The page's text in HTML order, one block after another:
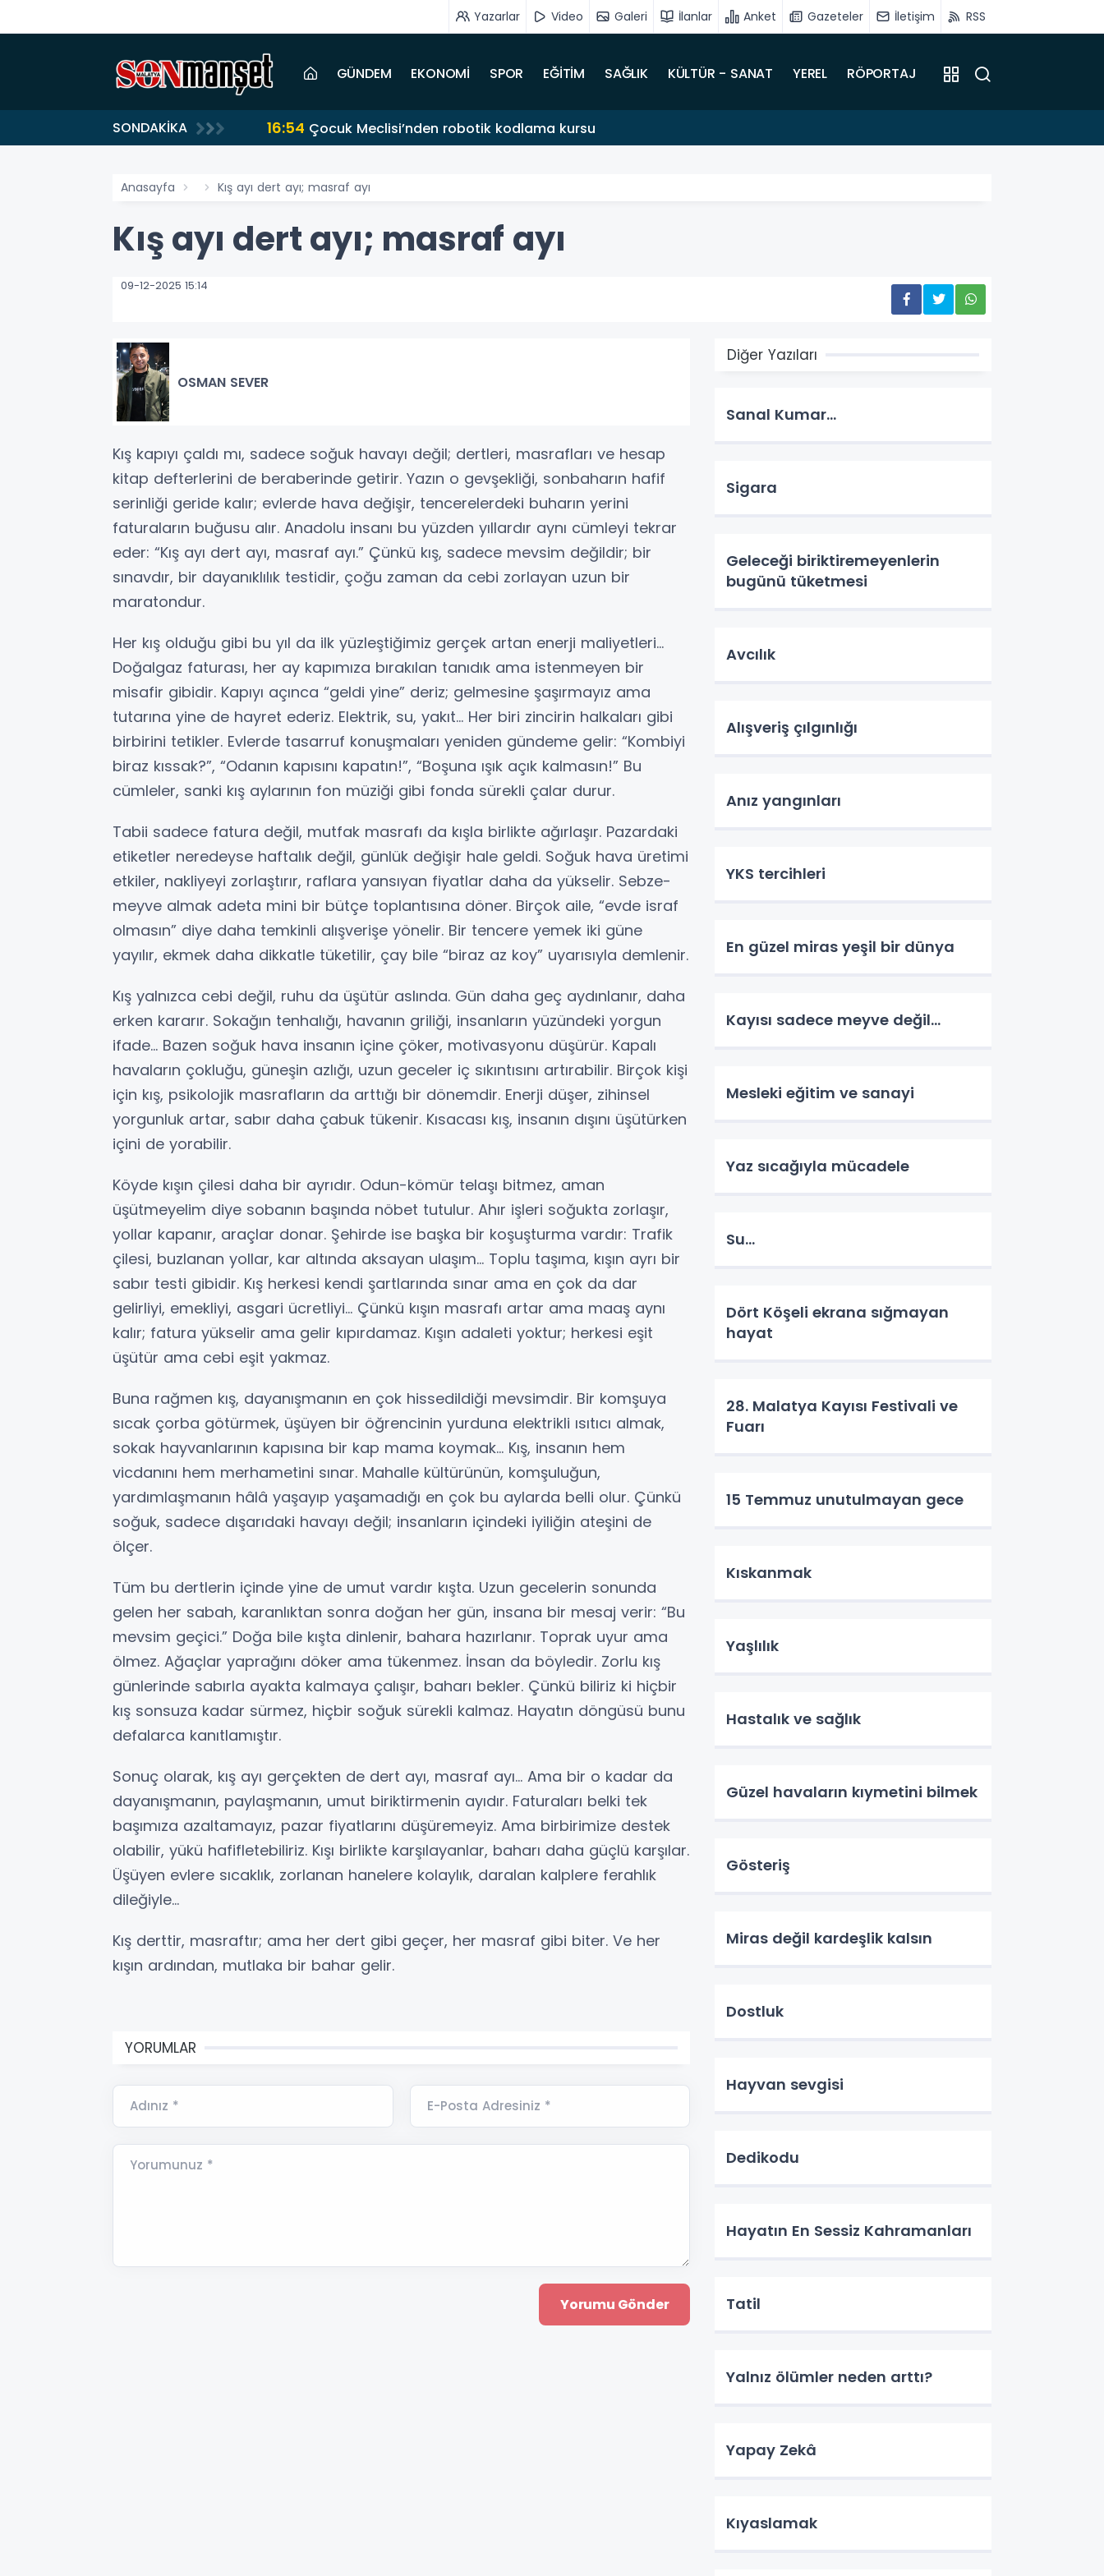
Yazarlar Video Galeri İlanlar Anket Gazeteler İletişim RSS
GÜNDEM EKONOMİ SPOR EĞİTİM SAĞLIK KÜLTÜR - SANAT YEREL RÖPORTAJ
SONDAKİKA 16:54 Çocuk Meclisi’nden robotik kodlama kursu
Anasayfa Kış ayı dert ayı; masraf ayı
Kış ayı dert ayı; masraf ayı
09-12-2025 15:14
OSMAN SEVER
Kış kapıyı çaldı mı, sadece soğuk havayı değil; dertleri, masrafları ve hesap
kitap defterlerini de beraberinde getirir. Yazın o gevşekliği, sonbaharın hafif
serinliği geride kalır; evlerde hava değişir, tencerelerdeki buharın yerini
faturaların buğusu alır. Anadolu insanı bu yüzden yıllardır aynı cümleyi tekrar
eder: “Kış ayı dert ayı, masraf ayı.” Çünkü kış, sadece mevsim değildir; bir
sınavdır, bir dayanıklılık testidir, çoğu zaman da cebi zorlayan uzun bir
maratondur.
Her kış olduğu gibi bu yıl da ilk yüzleştiğimiz gerçek artan enerji maliyetleri…
Doğalgaz faturası, her ay kapımıza bırakılan tanıdık ama istenmeyen bir
misafir gibidir. Kapıyı açınca “geldi yine” deriz; gelmesine şaşırmayız ama
tutarına yine de hayret ederiz. Elektrik, su, yakıt… Her biri zincirin halkaları gibi
birbirini tetikler. Evlerde tasarruf konuşmaları yeniden gündeme gelir: “Kombiyi
biraz kıssak?”, “Odanın kapısını kapatın!”, “Boşuna ışık açık kalmasın!” Bu
cümleler, sanki kış aylarının fon müziği gibi fonda sürekli çalar durur.
Tabii sadece fatura değil, mutfak masrafı da kışla birlikte ağırlaşır. Pazardaki
etiketler neredeyse haftalık değil, günlük değişir hale geldi. Soğuk hava üretimi
etkiler, nakliyeyi zorlaştırır, raflara yansıyan fiyatlar daha da yükselir. Sebze-
meyve almak adeta mini bir bütçe toplantısına döner. Birçok aile, “evde israf
olmasın” diye daha temkinli alışverişe yönelir. Bir tencere yemek iki güne
yayılır, ekmek daha dikkatle tüketilir, çay bile “biraz az koy” uyarısıyla demlenir.
Kış yalnızca cebi değil, ruhu da üşütür aslında. Gün daha geç aydınlanır, daha
erken kararır. Sokağın tenhalığı, havanın griliği, insanların yüzündeki yorgun
ifade… Bazen soğuk hava insanın içine çöker, motivasyonu düşürür. Kapalı
havaların çokluğu, güneşin azlığı, uzun geceler iç sıkıntısını artırabilir. Birçok kişi
için kış, psikolojik masrafların da arttığı bir dönemdir. Enerji düşer, zihinsel
yorgunluk artar, sabır daha çabuk tükenir. Kısacası kış, insanın dışını üşütürken
içini de yorabilir.
Köyde kışın çilesi daha bir ayrıdır. Odun-kömür telaşı bitmez, aman
üşütmeyelim diye sobanın başında nöbet tutulur. Ahır işleri soğukta zorlaşır,
yollar kapanır, araçlar donar. Şehirde ise başka bir koşuşturma vardır: Trafik
çilesi, buzlanan yollar, kar altında aksayan ulaşım… Toplu taşıma, kışın ayrı bir
sabır testi gibidir. Kış herkesi kendi şartlarında sınar ama en çok da dar
gelirliyi, emekliyi, asgari ücretliyi… Çünkü kışın masrafı artar ama maaş aynı
kalır; fatura yükselir ama gelir kıpırdamaz. Kışın adaleti yoktur; herkesi eşit
üşütür ama cebi eşit yakmaz.
Buna rağmen kış, dayanışmanın en çok hissedildiği mevsimdir. Bir komşuya
sıcak çorba götürmek, üşüyen bir öğrencinin yurduna elektrikli ısıtıcı almak,
sokak hayvanlarının kapısına bir kap mama koymak… Kış, insanın hem
vicdanını hem merhametini sınar. Mahalle kültürünün, komşuluğun,
yardımlaşmanın hâlâ yaşayıp yaşamadığı en çok bu aylarda belli olur. Çünkü
soğuk, sadece dışarıdaki havayı değil; insanların içindeki iyiliğin ateşini de
ölçer.
Tüm bu dertlerin içinde yine de umut vardır kışta. Uzun gecelerin sonunda
gelen her sabah, karanlıktan sonra doğan her gün, insana bir mesaj verir: “Bu
mevsim geçici.” Doğa bile kışta dinlenir, bahara hazırlanır. Toprak uyur ama
ölmez. Ağaçlar yaprağını döker ama tükenmez. İnsan da böyledir. Zorlu kış
günlerinde sabırla ayakta kalmaya çalışır, baharı bekler. Çünkü biliriz ki hiçbir
kış sonsuza kadar sürmez, hiçbir soğuk sürekli kalmaz. Hayatın döngüsü bunu
defalarca kanıtlamıştır.
Sonuç olarak, kış ayı gerçekten de dert ayı, masraf ayı… Ama bir o kadar da
dayanışmanın, paylaşmanın, umut biriktirmenin ayıdır. Faturaları belki tek
başımıza azaltamayız, pazar fiyatlarını düşüremeyiz. Ama birbirimize destek
olabilir, yükü hafifletebiliriz. Kışı birlikte karşılayanlar, baharı daha güçlü karşılar.
Üşüyen evlere sıcaklık, zorlanan hanelere kolaylık, daralan kalplere ferahlık
dileğiyle…
Kış derttir, masraftır; ama her dert gibi geçer, her masraf gibi biter. Ve her
kışın ardından, mutlaka bir bahar gelir.
YORUMLAR
Adınız * E-Posta Adresiniz *
Yorumunuz *
Diğer Yazıları
Sanal Kumar…
Sigara
Geleceği biriktiremeyenlerin
bugünü tüketmesi
Avcılık
Alışveriş çılgınlığı
Anız yangınları
YKS tercihleri
En güzel miras yeşil bir dünya
Kayısı sadece meyve değil…
Mesleki eğitim ve sanayi
Yaz sıcağıyla mücadele
Su…
Dört Köşeli ekrana sığmayan
hayat
28. Malatya Kayısı Festivali ve
Fuarı
15 Temmuz unutulmayan gece
Kıskanmak
Yaşlılık
Hastalık ve sağlık
Güzel havaların kıymetini bilmek
Gösteriş
Miras değil kardeşlik kalsın
Dostluk
Hayvan sevgisi
Dedikodu
Hayatın En Sessiz Kahramanları
Tatil
Yalnız ölümler neden arttı?
Yapay Zekâ
Kıyaslamak